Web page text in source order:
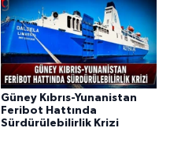
Güney Kıbrıs-Yunanistan
Feribot Hattında
Sürdürülebilirlik Krizi